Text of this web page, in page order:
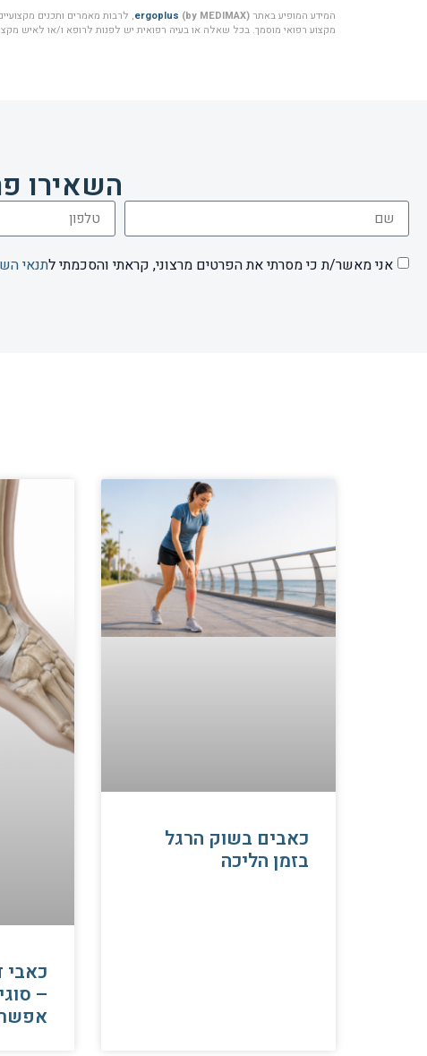
המידע המופיע באתר ergoplus (by MEDIMAX)
, לרבות מאמרים ותכנים
מקצוע רפואי מוסמך. בכל שאלה או בעיה רפואית יש לפנות לרופא ו/או לאיש
השאירו
אני מאשר/ת כי מסרתי את הפרטים מרצוני, קראתי והסכמתי לתנאי
כאבים בשוק הרגל
בזמן הליכה
כאבי
–